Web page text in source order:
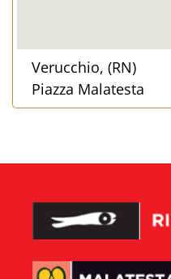
Verucchio, (RN)
Piazza Malatesta